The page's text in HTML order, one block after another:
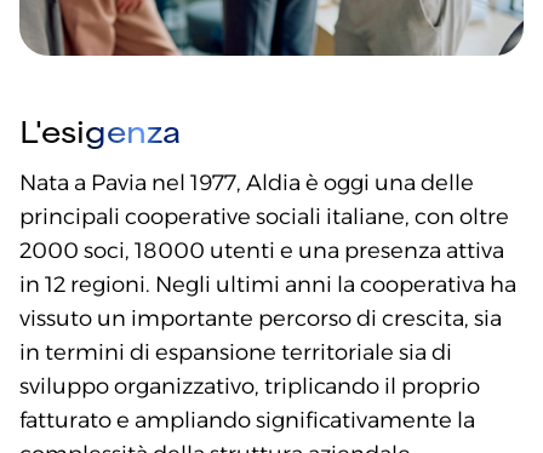
L'esigenza
Nata a Pavia nel 1977, Aldia è oggi una delle
principali cooperative sociali italiane, con oltre
2000 soci, 18000 utenti e una presenza attiva
in 12 regioni. Negli ultimi anni la cooperativa ha
vissuto un importante percorso di crescita, sia
in termini di espansione territoriale sia di
sviluppo organizzativo, triplicando il proprio
fatturato e ampliando significativamente la